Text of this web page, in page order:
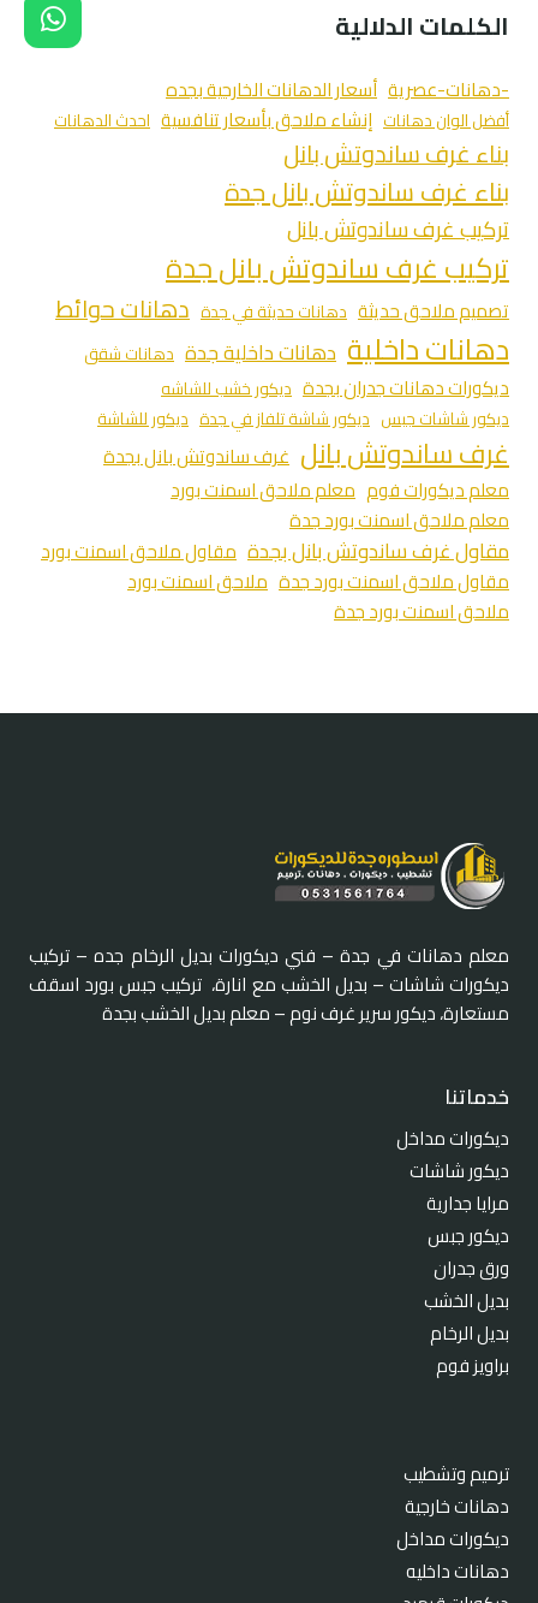
الكلمات الدلالية
-دهانات-عصرية أسعار الدهانات الخارجية بجده
أفضل الوان دهانات إنشاء ملاحق بأسعار تنافسية احدث الدهانات
بناء غرف ساندوتش بانل
بناء غرف ساندوتش بانل جدة
تركيب غرف ساندوتش بانل
تركيب غرف ساندوتش بانل جدة
تصميم ملاحق حديثة دهانات حديثة في جدة دهانات حوائط
دهانات داخلية دهانات داخلية جدة دهانات شقق
ديكورات دهانات جدران بجدة ديكور خشب للشاشه
ديكور شاشات جبس ديكور شاشة تلفاز في جدة ديكور للشاشة
غرف ساندوتش بانل غرف ساندوتش بانل بجدة
معلم ديكورات فوم معلم ملاحق اسمنت بورد
معلم ملاحق اسمنت بورد جدة
مقاول غرف ساندوتش بانل بجدة مقاول ملاحق اسمنت بورد
مقاول ملاحق اسمنت بورد جدة ملاحق اسمنت بورد
ملاحق اسمنت بورد جدة
معلم دهانات في جدة – فني ديكورات بديل الرخام جده – تركيب
ديكورات شاشات – بديل الخشب مع انارة، تركيب جبس بورد اسقف
مستعارة، ديكور سرير غرف نوم – معلم بديل الخشب بجدة
خدماتنا
ديكورات مداخل
ديكور شاشات
مرايا جدارية
ديكور جبس
ورق جدران
بديل الخشب
بديل الرخام
براويز فوم
ترميم وتشطيب
دهانات خارجية
ديكورات مداخل
دهانات داخليه